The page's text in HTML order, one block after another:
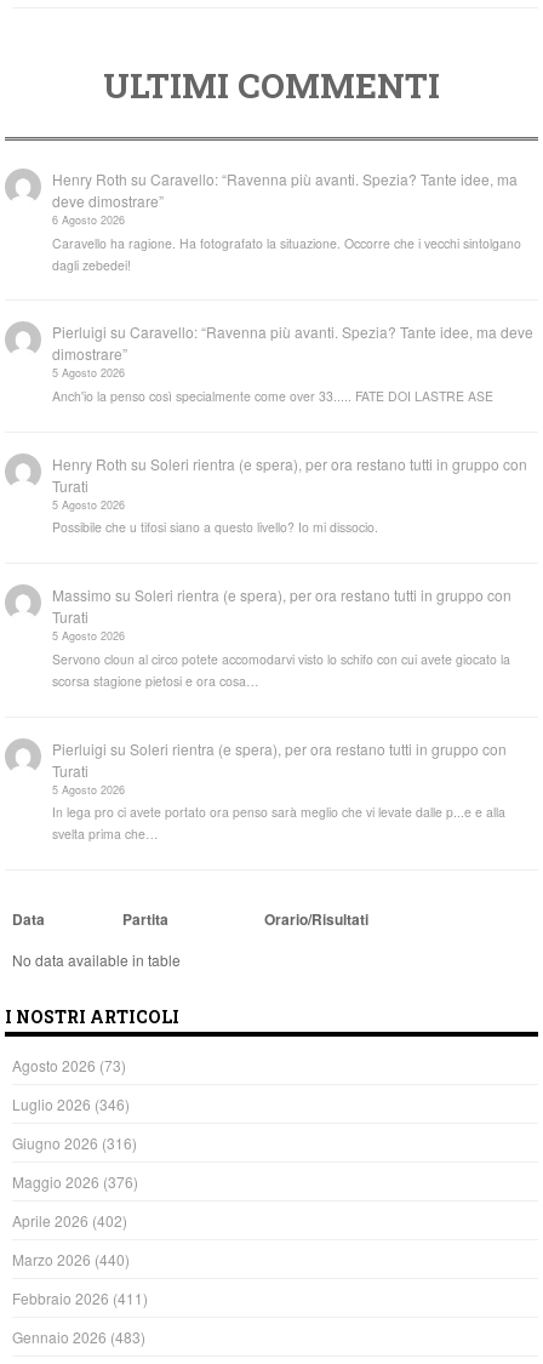
ULTIMI COMMENTI
Henry Roth suCaravello: “Ravenna più avanti. Spezia? Tante idee, ma
deve dimostrare”
6 Agosto 2026
Caravello ha ragione. Ha fotografato la situazione. Occorre che i vecchi sintolgano
dagli zebedei!
Pierluigi suCaravello: “Ravenna più avanti. Spezia? Tante idee, ma deve
dimostrare”
5 Agosto 2026
Anch'io la penso così specialmente come over 33..... FATE DOI LASTRE ASE
Henry Roth suSoleri rientra (e spera), per ora restano tutti in gruppo con
Turati
5 Agosto 2026
Possibile che u tifosi siano a questo livello? Io mi dissocio.
Massimo suSoleri rientra (e spera), per ora restano tutti in gruppo con
Turati
5 Agosto 2026
Servono cloun al circo potete accomodarvi visto lo schifo con cui avete giocato la
scorsa stagione pietosi e ora cosa…
Pierluigi suSoleri rientra (e spera), per ora restano tutti in gruppo con
Turati
5 Agosto 2026
In lega pro ci avete portato ora penso sarà meglio che vi levate dalle p...e e alla
svelta prima che…
Data Partita Orario/Risultati
No data available in table
I NOSTRI ARTICOLI
Agosto 2026 (73)
Luglio 2026 (346)
Giugno 2026 (316)
Maggio 2026 (376)
Aprile 2026 (402)
Marzo 2026 (440)
Febbraio 2026 (411)
Gennaio 2026 (483)